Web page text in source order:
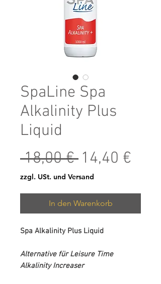
SpaLine Spa
Alkalinity Plus
Liquid
18,00 € 14,40 €
zzgl. USt. und Versand
In den Warenkorb
Spa Alkalinity Plus Liquid
Alternative für Leisure Time
Alkalinity Increaser